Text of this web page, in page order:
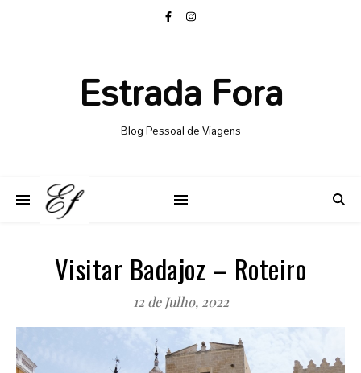
Estrada Fora
Blog Pessoal de Viagens
Visitar Badajoz – Roteiro
12 de Julho, 2022